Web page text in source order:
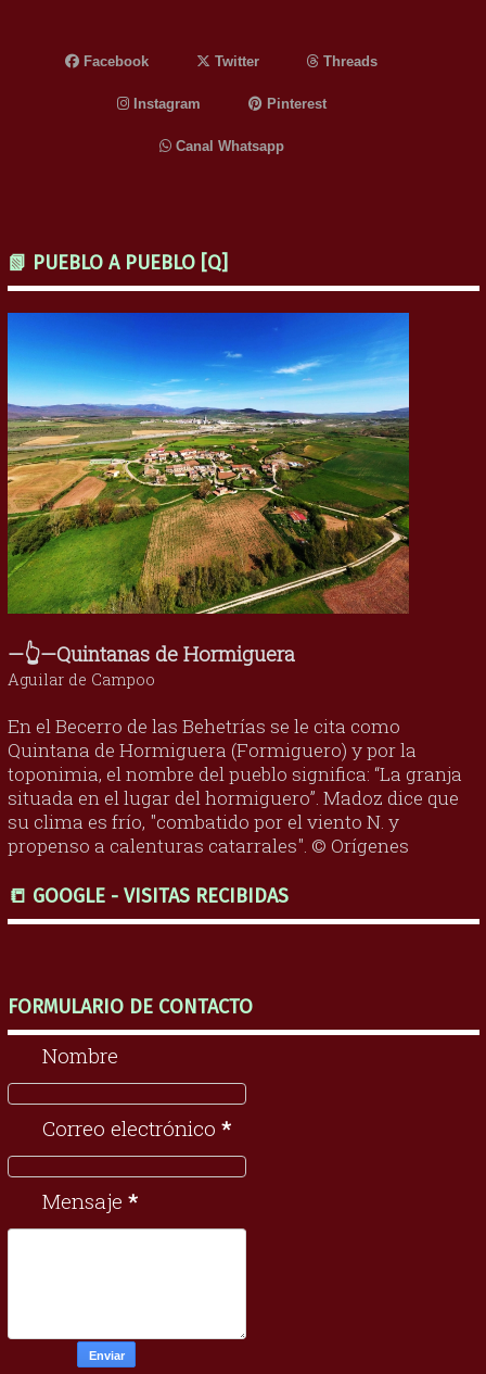
Facebook Twitter Threads
Instagram Pinterest
Canal Whatsapp
📗 PUEBLO A PUEBLO [Q]
—👆—Quintanas de Hormiguera
Aguilar de Campoo
En el Becerro de las Behetrías se le cita como
Quintana de Hormiguera (Formiguero) y por la
toponimia, el nombre del pueblo significa: “La granja
situada en el lugar del hormiguero”. Madoz dice que
su clima es frío, "combatido por el viento N. y
propenso a calenturas catarrales". © Orígenes
📒 GOOGLE - VISITAS RECIBIDAS
FORMULARIO DE CONTACTO
Nombre
Correo electrónico *
Mensaje *